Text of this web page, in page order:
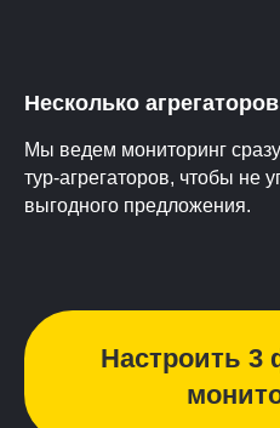
Несколько
Мы ведем мониторинг
тур-агрегаторов, чтобы не
выгодного предложения.
Настроить 3